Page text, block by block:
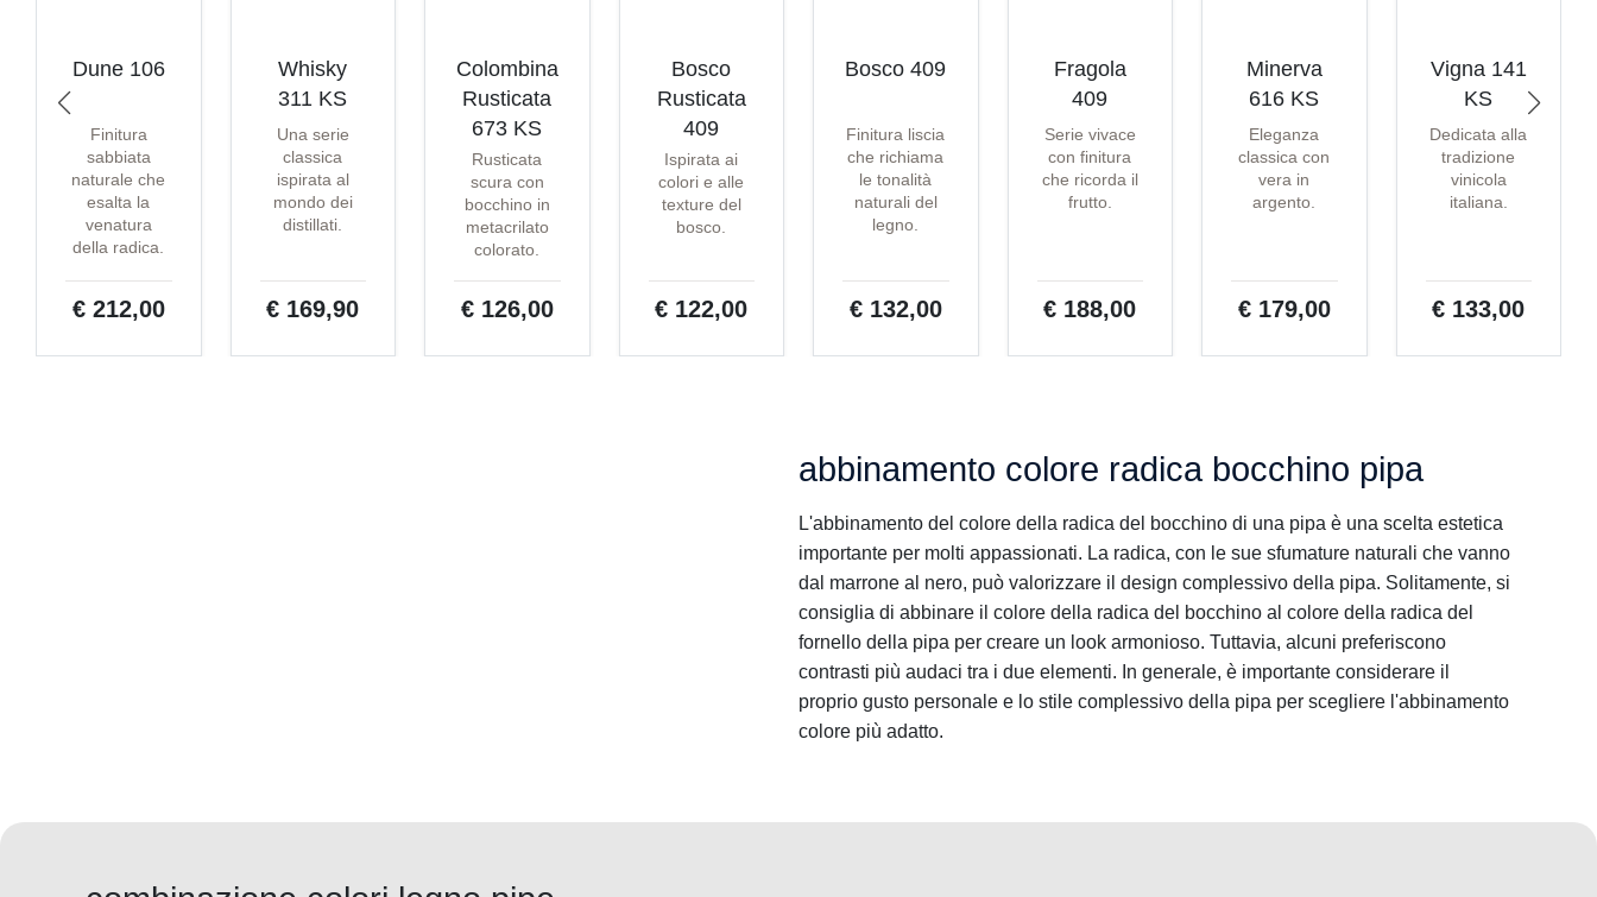
Dune 106
Finitura
sabbiata
naturale che
esalta la
venatura
della radica.
€ 212,00
Whisky
311 KS
Una serie
classica
ispirata al
mondo dei
distillati.
€ 169,90
Colombina
Rusticata
673 KS
Rusticata
scura con
bocchino in
metacrilato
colorato.
€ 126,00
Bosco
Rusticata
409
Ispirata ai
colori e alle
texture del
bosco.
€ 122,00
Bosco 409
Finitura liscia
che richiama
le tonalità
naturali del
legno.
€ 132,00
Fragola
409
Serie vivace
con finitura
che ricorda il
frutto.
€ 188,00
Minerva
616 KS
Eleganza
classica con
vera in
argento.
€ 179,00
Vigna 141
KS
Dedicata alla
tradizione
vinicola
italiana.
€ 133,00
abbinamento colore radica bocchino pipa
L'abbinamento del colore della radica del bocchino di una pipa è una scelta estetica
importante per molti appassionati. La radica, con le sue sfumature naturali che vanno
dal marrone al nero, può valorizzare il design complessivo della pipa. Solitamente, si
consiglia di abbinare il colore della radica del bocchino al colore della radica del
fornello della pipa per creare un look armonioso. Tuttavia, alcuni preferiscono
contrasti più audaci tra i due elementi. In generale, è importante considerare il
proprio gusto personale e lo stile complessivo della pipa per scegliere l'abbinamento
colore più adatto.